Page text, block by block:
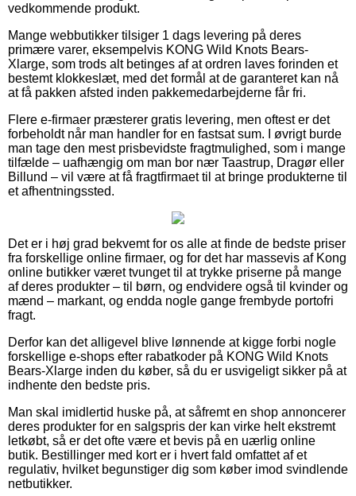
vedkommende produkt.
Mange webbutikker tilsiger 1 dags levering på deres
primære varer, eksempelvis KONG Wild Knots Bears-
Xlarge, som trods alt betinges af at ordren laves forinden et
bestemt klokkeslæt, med det formål at de garanteret kan nå
at få pakken afsted inden pakkemedarbejderne får fri.
Flere e-firmaer præsterer gratis levering, men oftest er det
forbeholdt når man handler for en fastsat sum. I øvrigt burde
man tage den mest prisbevidste fragtmulighed, som i mange
tilfælde – uafhængig om man bor nær Taastrup, Dragør eller
Billund – vil være at få fragtfirmaet til at bringe produkterne til
et afhentningssted.
Det er i høj grad bekvemt for os alle at finde de bedste priser
fra forskellige online firmaer, og for det har massevis af Kong
online butikker været tvunget til at trykke priserne på mange
af deres produkter – til børn, og endvidere også til kvinder og
mænd – markant, og endda nogle gange frembyde portofri
fragt.
Derfor kan det alligevel blive lønnende at kigge forbi nogle
forskellige e-shops efter rabatkoder på KONG Wild Knots
Bears-Xlarge inden du køber, så du er usvigeligt sikker på at
indhente den bedste pris.
Man skal imidlertid huske på, at såfremt en shop annoncerer
deres produkter for en salgspris der kan virke helt ekstremt
letkøbt, så er det ofte være et bevis på en uærlig online
butik. Bestillinger med kort er i hvert fald omfattet af et
regulativ, hvilket begunstiger dig som køber imod svindlende
netbutikker.